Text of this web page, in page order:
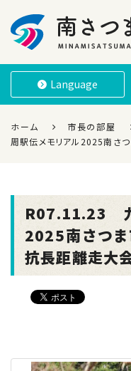
南さつま市
Language
ホーム 市長の部屋
周駅伝メモリアル2025南さ
R07.11.23
2025南さつ
抗長距離走大